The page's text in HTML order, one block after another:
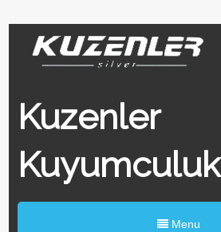
Kuzenler
Kuyumculuk
Menu